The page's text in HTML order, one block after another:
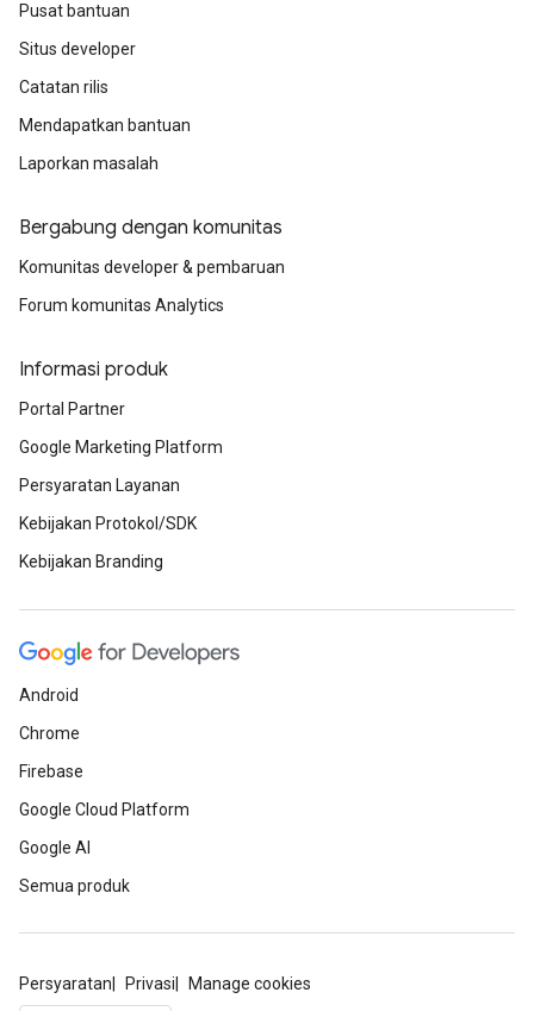
Pusat bantuan
Situs developer
Catatan rilis
Mendapatkan bantuan
Laporkan masalah
Bergabung dengan komunitas
Komunitas developer & pembaruan
Forum komunitas Analytics
Informasi produk
Portal Partner
Google Marketing Platform
Persyaratan Layanan
Kebijakan Protokol/SDK
Kebijakan Branding
Android
Chrome
Firebase
Google Cloud Platform
Google AI
Semua produk
Persyaratan Privasi Manage cookies